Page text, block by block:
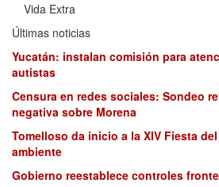
Vida Extra
Últimas noticias
Yucatán: instalan comisión para
autistas
Censura en redes sociales: Sondeo
negativa sobre Morena
Tomelloso da inicio a la XIV Fiesta
ambiente
Gobierno reestablece controles